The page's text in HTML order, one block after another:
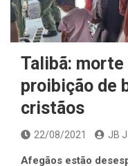
Talibã: morte
proibição de
cristãos
22/08/2021 JB
Afegãos estão